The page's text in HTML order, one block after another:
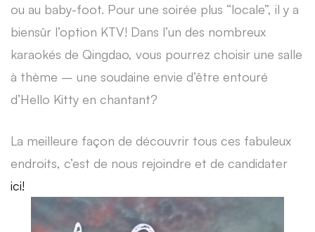
ou au baby-foot. Pour une soirée plus “locale”, il y a
biensûr l’option KTV! Dans l’un des nombreux
karaokés de Qingdao, vous pourrez choisir une salle
à thème – une soudaine envie d’être entouré
d’Hello Kitty en chantant?
La meilleure façon de découvrir tous ces fabuleux
endroits, c’est de nous rejoindre et de candidater
ici!